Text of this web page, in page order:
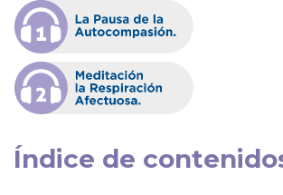
Índice de